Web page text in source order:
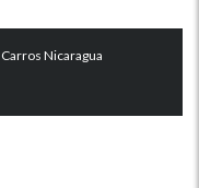
Carros Nicaragua